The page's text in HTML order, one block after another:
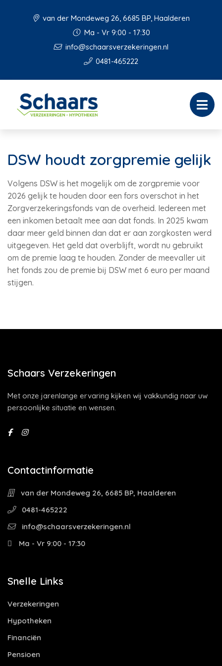
van der Mondeweg 26, 6685 BP, Haalderen
Ma - Vr 9:00 - 17:30
info@schaarsverzekeringen.nl
0481-465222
DSW houdt zorgpremie gelijk
Volgens DSW is het mogelijk om de zorgpremie voor
2026 gelijk te houden door een fors overschot in het
Zorgverzekeringsfonds van de overheid. Iedereen met
een inkomen betaalt mee aan dat fonds. In 2025 kwam
daar meer geld binnen dan dat er aan zorgkosten werd
uitgegeven. Het geld dat overblijft, wordt nu gebruikt
om de premie laag te houden. Zonder de meevaller uit
het fonds zou de premie bij DSW met 6 euro per maand
stijgen.
Schaars Verzekeringen
Met onze jarenlange ervaring kijken wij vakkundig naar uw
persoonlijke situatie en wensen.
Contactinformatie
van der Mondeweg 26, 6685 BP, Haalderen
0481-465222
info@schaarsverzekeringen.nl
Ma - Vr 9:00 - 17:30
Snelle Links
Verzekeringen
Hypotheken
Financiën
Pensioen